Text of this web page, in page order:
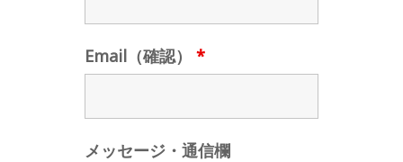
Email（確認） *
メッセージ・通信欄